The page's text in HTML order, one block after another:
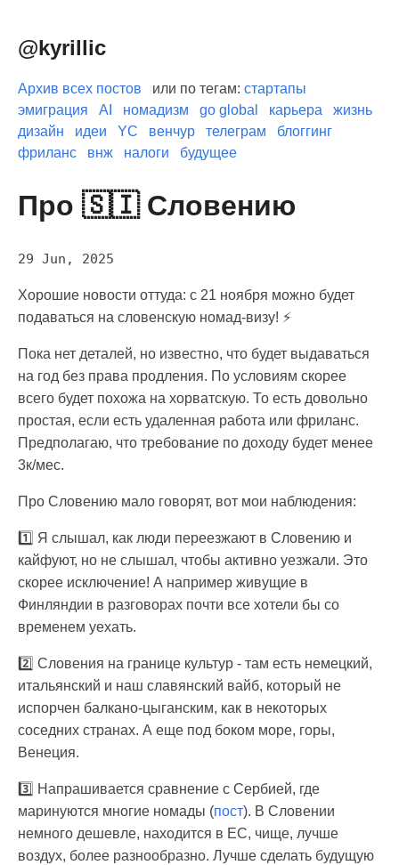
@kyrillic
Архив всех постов или по тегам: стартапы
эмиграция
AI номадизм go global карьера
жизнь
дизайн
идеи YC венчур телеграм
блоггинг
фриланс
внж налоги будущее
Про 🇸🇮 Словению
29 Jun, 2025
Хорошие новости оттуда: с 21 ноября можно будет
подаваться на словенскую номад-визу! ⚡️
Пока нет деталей, но известно, что будет выдаваться
на год без права продления. По условиям скорее
всего будет похожа на хорватскую. То есть довольно
простая, если есть удаленная работа или фриланс.
Предполагаю, что требование по доходу будет менее
3к/мес.
Про Словению мало говорят, вот мои наблюдения:
1️⃣ Я слышал, как люди переезжают в Словению и
кайфуют, но не слышал, чтобы активно уезжали. Это
скорее исключение! А например живущие в
Финляндии в разговорах почти все хотели бы со
временем уехать.
2️⃣ Словения на границе культур - там есть немецкий,
итальянский и наш славянский вайб, который не
испорчен балкано-цыганским, как в некоторых
соседних странах. А еще под боком море, горы,
Венеция.
3️⃣ Напрашивается сравнение с Сербией, где
маринуются многие номады (пост). В Словении
немного дешевле, находится в ЕС, чище, лучше
воздух, более разнообразно. Лучше сделать будущую